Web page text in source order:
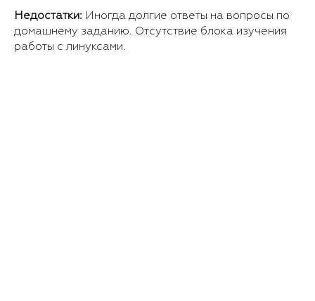
Недостатки: Иногда долгие ответы на вопросы по
домашнему заданию. Отсутствие блока изучения
работы с линуксами.